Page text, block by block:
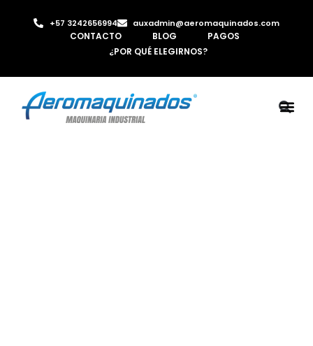
+57 3242656994 auxadmin@aeromaquinados.com
CONTACTO BLOG
PAGOS
¿POR QUÉ ELEGIRNOS?